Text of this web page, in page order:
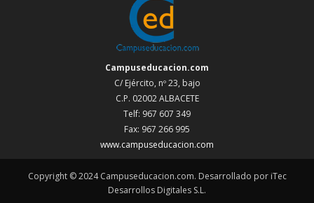
Campuseducacion.com
C/ Ejército, nº 23, bajo
C.P. 02002 ALBACETE
Telf: 967 607 349
Fax: 967 266 995
www.campuseducacion.com
Copyright © 2024 Campuseducacion.com. Desarrollado por iTec
Desarrollos Digitales S.L.